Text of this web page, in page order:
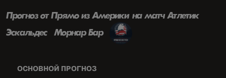
Прогноз отПрямо из Америки на матч Атлетик
Эскальдес – Морнар Бар
ОСНОВНОЙ ПРОГНОЗ